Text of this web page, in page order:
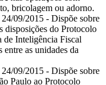
bricolagem ou adorno.
09/2015 - Dispõe sobre
disposições do Protocolo
Inteligência Fiscal
as unidades da
09/2015 - Dispõe sobre
Paulo ao Protocolo